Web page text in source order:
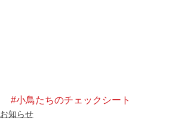
#小鳥たちのチェックシート
お知らせ